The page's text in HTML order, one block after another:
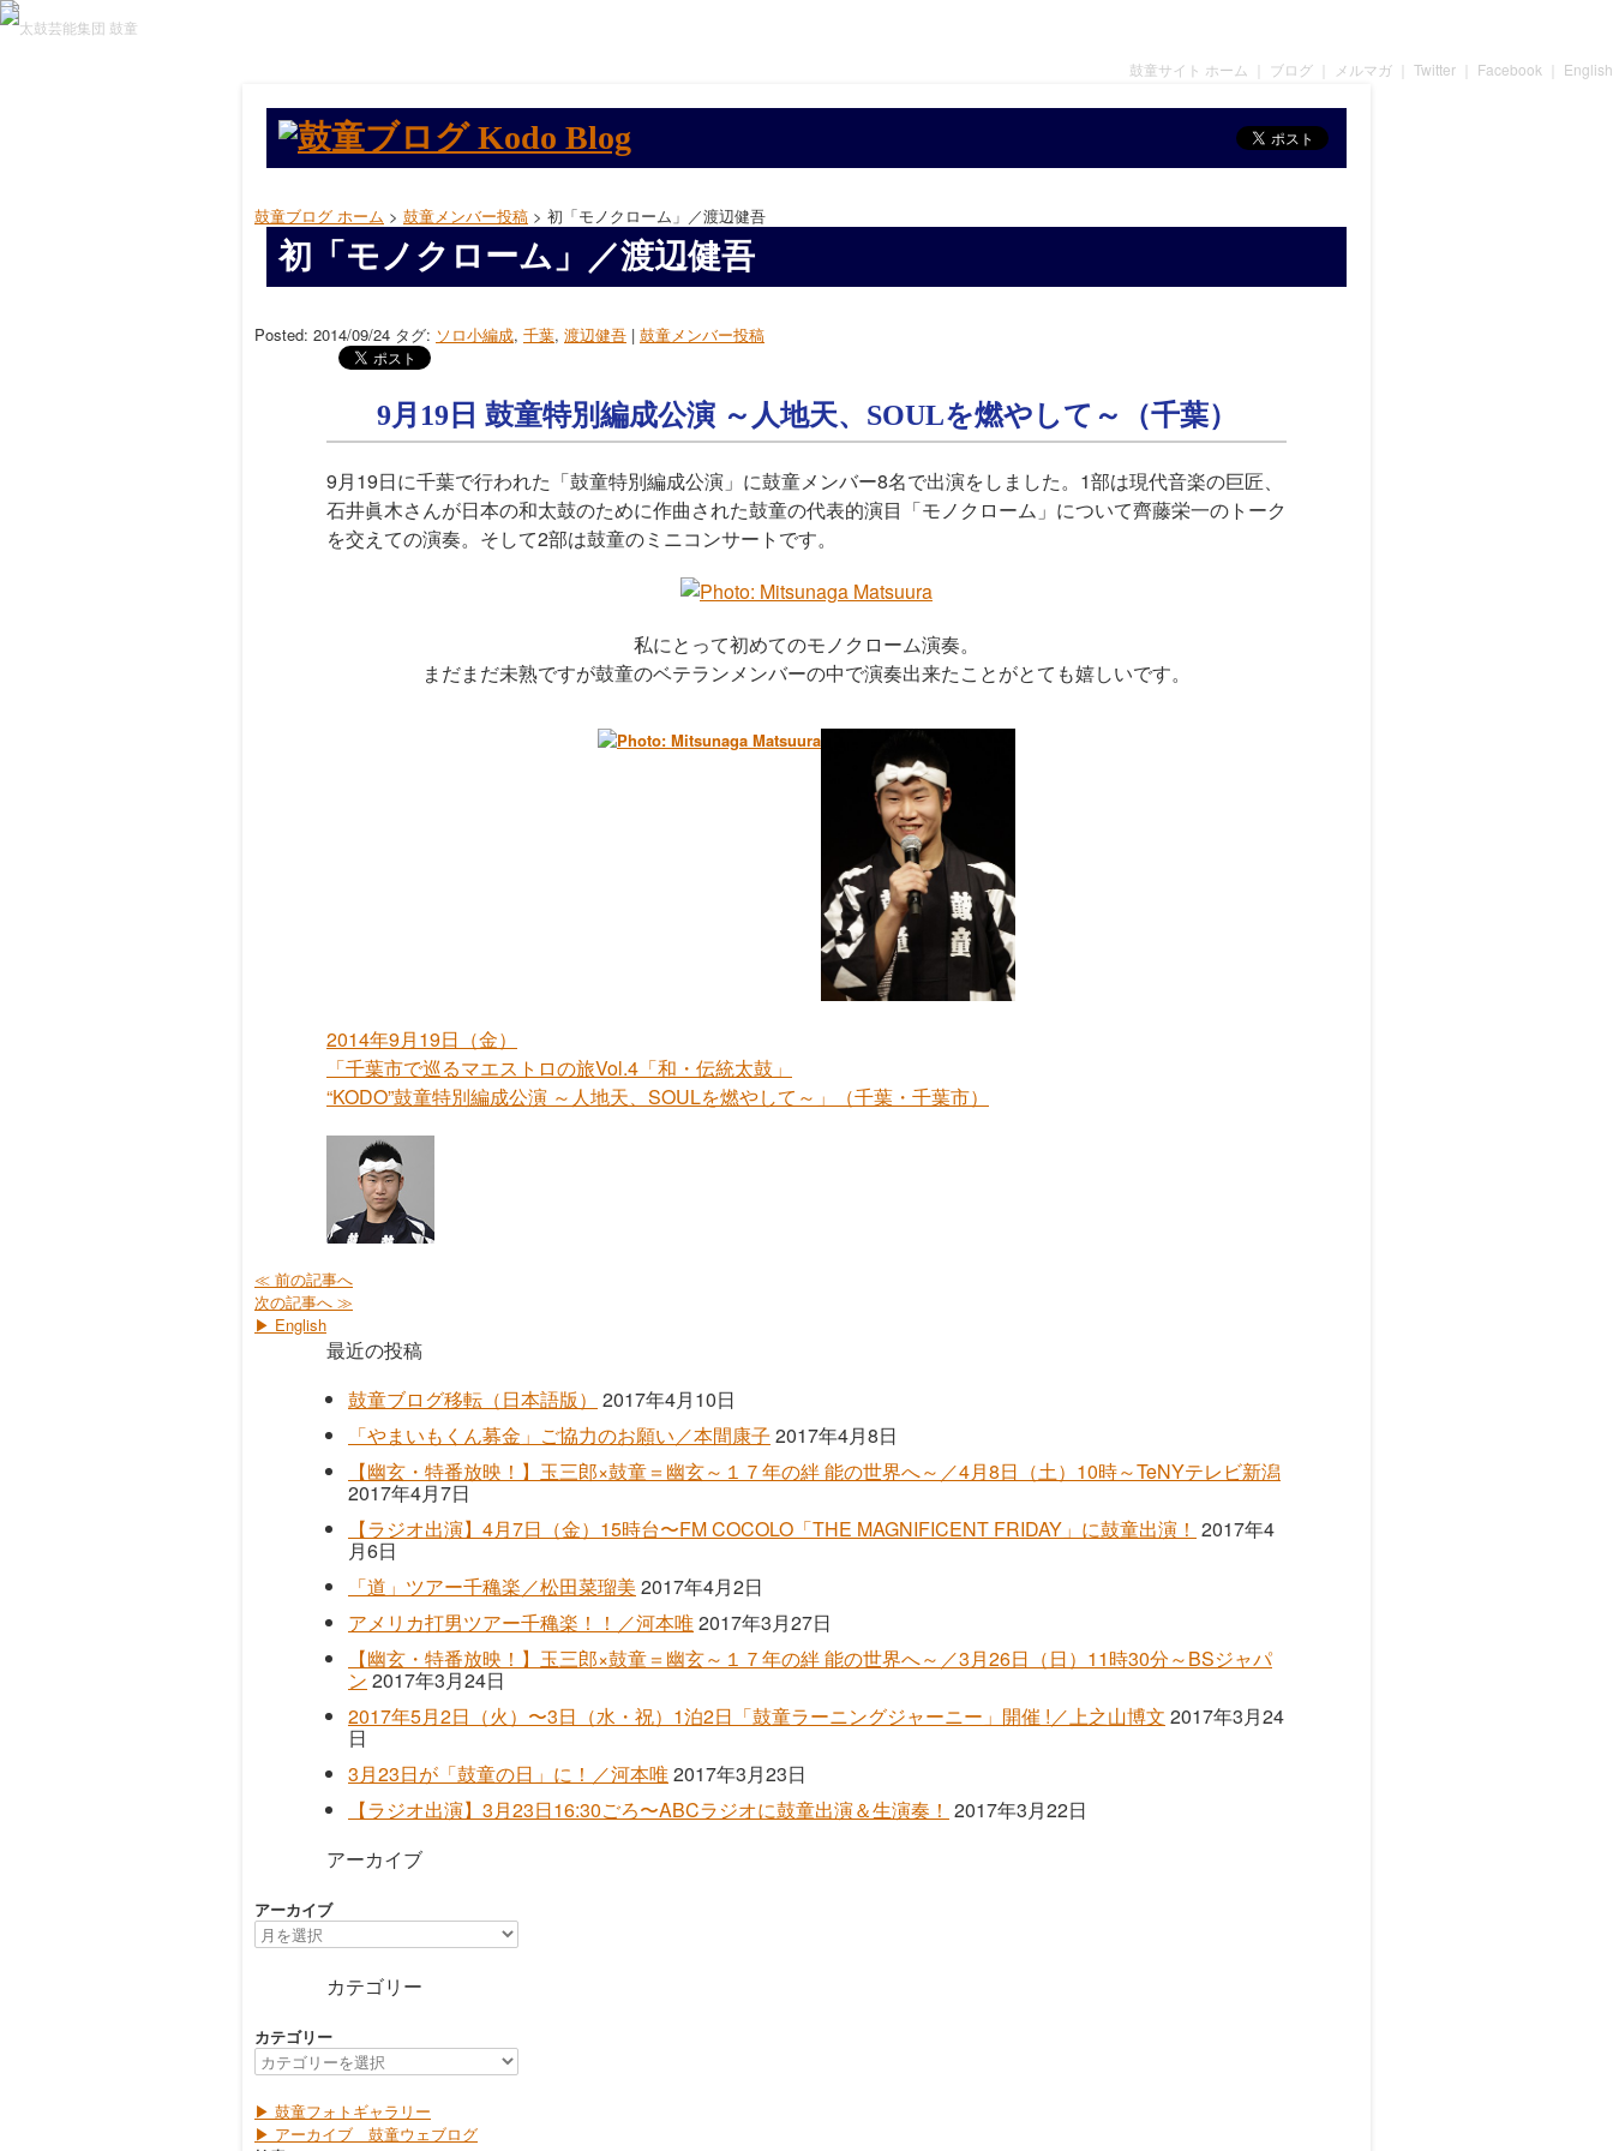
鼓童サイト ホーム ブログ メルマガ Twitter Facebook English
鼓童ブログ ホーム > 鼓童メンバー投稿 > 初「モノクローム」／渡辺健吾
初「モノクローム」／渡辺健吾
Posted: 2014/09/24 タグ: ソロ小編成, 千葉, 渡辺健吾 | 鼓童メンバー投稿
9月19日 鼓童特別編成公演 ～人地天、SOULを燃やして～（千葉）
9月19日に千葉で行われた「鼓童特別編成公演」に鼓童メンバー8名で出演をしました。1部は現代音楽の巨匠、
石井眞木さんが日本の和太鼓のために作曲された鼓童の代表的演目「モノクローム」について齊藤栄一のトーク
を交えての演奏。そして2部は鼓童のミニコンサートです。
私にとって初めてのモノクローム演奏。
まだまだ未熟ですが鼓童のベテランメンバーの中で演奏出来たことがとても嬉しいです。
2014年9月19日（金）
「千葉市で巡るマエストロの旅Vol.4「和・伝統太鼓」
“KODO”鼓童特別編成公演 ～人地天、SOULを燃やして～」（千葉・千葉市）
≪ 前の記事へ
次の記事へ ≫
▶ English
最近の投稿
鼓童ブログ移転（日本語版）
2017年4月10日
「やまいもくん募金」ご協力のお願い／本間康子 2017年4月8日
【幽玄・特番放映！】玉三郎×鼓童＝幽玄～１７年の絆 能の世界へ～／4月8日（土）10時～TeNYテレビ新潟
2017年4月7日
【ラジオ出演】4月7日（金）15時台〜FM COCOLO「THE MAGNIFICENT FRIDAY」に鼓童出演！ 2017年4
月6日
「道」ツアー千穐楽／松田菜瑠美 2017年4月2日
アメリカ打男ツアー千穐楽！！／河本唯2017年3月27日
【幽玄・特番放映！】玉三郎×鼓童＝幽玄～１７年の絆 能の世界へ～／3月26日（日）11時30分～BSジャパ
ン 2017年3月24日
2017年5月2日（火）〜3日（水・祝）1泊2日「鼓童ラーニングジャーニー」開催 !／上之山博文 2017年3月24
日
3月23日が「鼓童の日」に！／河本唯2017年3月23日
【ラジオ出演】3月23日16:30ごろ〜ABCラジオに鼓童出演＆生演奏！ 2017年3月22日
アーカイブ
アーカイブ
カテゴリー
カテゴリー
▶ 鼓童フォトギャラリー
▶ アーカイブ 鼓童ウェブログ